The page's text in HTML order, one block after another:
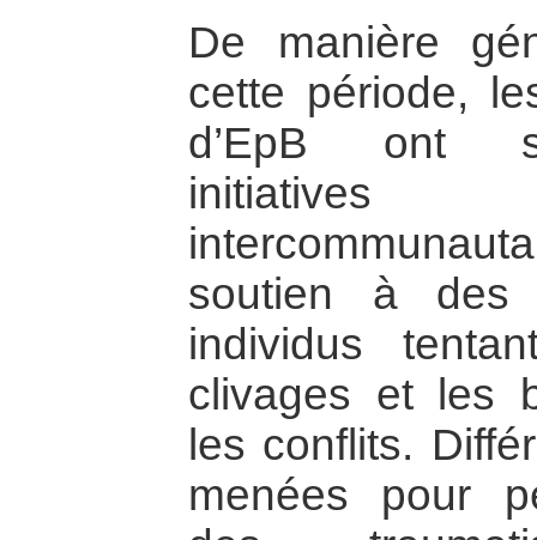
De manière
cette période,
d’EpB ont
initiatives
soutien à
individus
clivages et les
les conflits.
menées pour